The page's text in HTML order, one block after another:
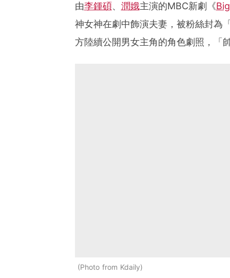
由李鍾碩、 潤娥主演的MBC新劇《
神女神在劇中飾演夫妻，被粉絲封為
方陸續公開男女主角的角色劇照，「
Photo from Kdaily